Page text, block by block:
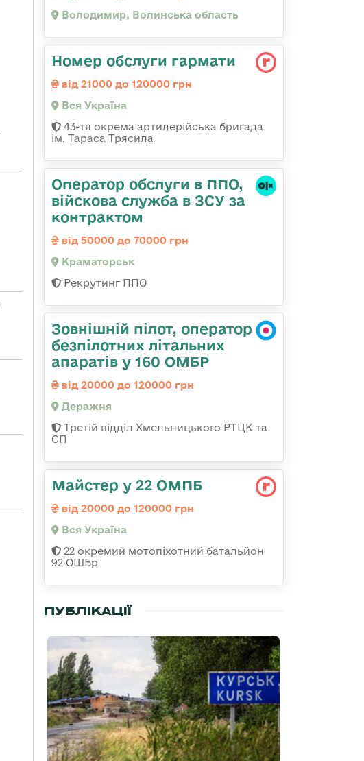
Володимир, Волинська область
Номер обслуги гармати
від 21000 до 120000 грн
Вся Україна
43-тя окрема артилерійська бригада
ім. Тараса Трясила
Оператор обслуги в ППО,
війскова служба в ЗСУ за
контрактом
від 50000 до 70000 грн
Краматорськ
Рекрутинг ППО
Зовнішній пілот, оператор
безпілотних літальних
апаратів у 160 ОМБР
від 20000 до 120000 грн
Деражня
Третій відділ Хмельницького РТЦК та
СП
Майстер у 22 ОМПБ
від 20000 до 120000 грн
Вся Україна
22 окремий мотопіхотний батальйон
92 ОШБр
ПУБЛІКАЦІЇ